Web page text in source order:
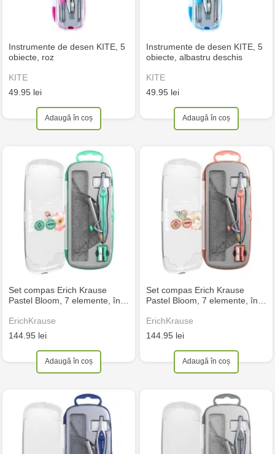
Instrumente de desen KITE, 5
obiecte, roz
KITE
49.95 lei
Adaugă în coș
Instrumente de desen KITE, 5
obiecte, albastru deschis
KITE
49.95 lei
Adaugă în coș
Set compas Erich Krause
Pastel Bloom, 7 elemente, în…
ErichKrause
144.95 lei
Adaugă în coș
Set compas Erich Krause
Pastel Bloom, 7 elemente, în…
ErichKrause
144.95 lei
Adaugă în coș